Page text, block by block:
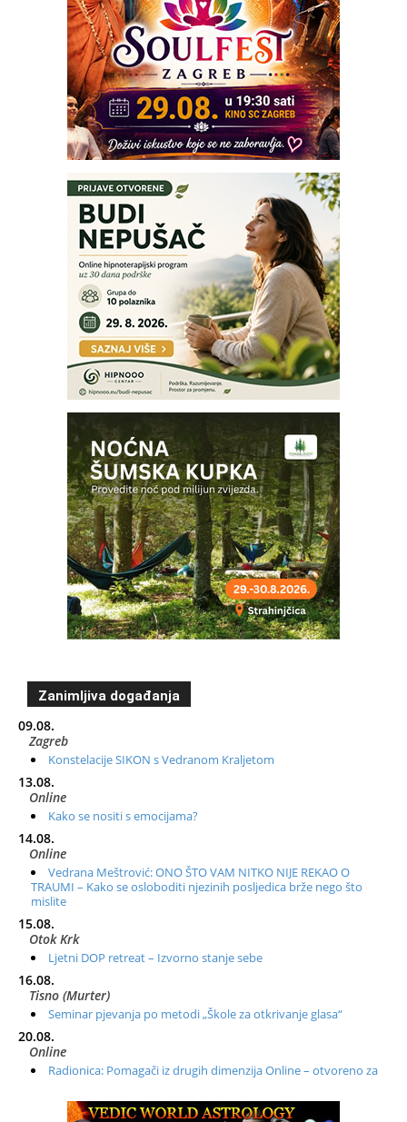
Zanimljiva događanja
09.08.
Zagreb
Konstelacije SIKON s Vedranom Kraljetom
13.08.
Online
Kako se nositi s emocijama?
14.08.
Online
Vedrana Meštrović: ONO ŠTO VAM NITKO NIJE REKAO O
TRAUMI – Kako se osloboditi njezinih posljedica brže nego što
mislite
15.08.
Otok Krk
Ljetni DOP retreat – Izvorno stanje sebe
16.08.
Tisno (Murter)
Seminar pjevanja po metodi „Škole za otkrivanje glasa“
20.08.
Online
Radionica: Pomagači iz drugih dimenzija Online – otvoreno za